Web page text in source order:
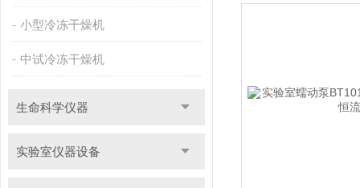
小型冷冻干燥机
中试冷冻干燥机
生命科学仪器
实验室仪器设备